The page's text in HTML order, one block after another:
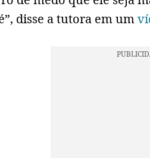
disse a tutora em um